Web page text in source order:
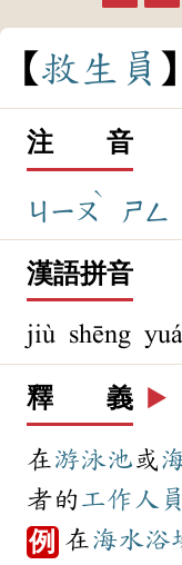
救 生 員
注 音
ㄐㄧㄡ
ˋ
ㄕㄥ
漢語拼音
jiù shēng
釋 義 ▶️
在游泳池或
者的 工作 人員
例 在海水浴